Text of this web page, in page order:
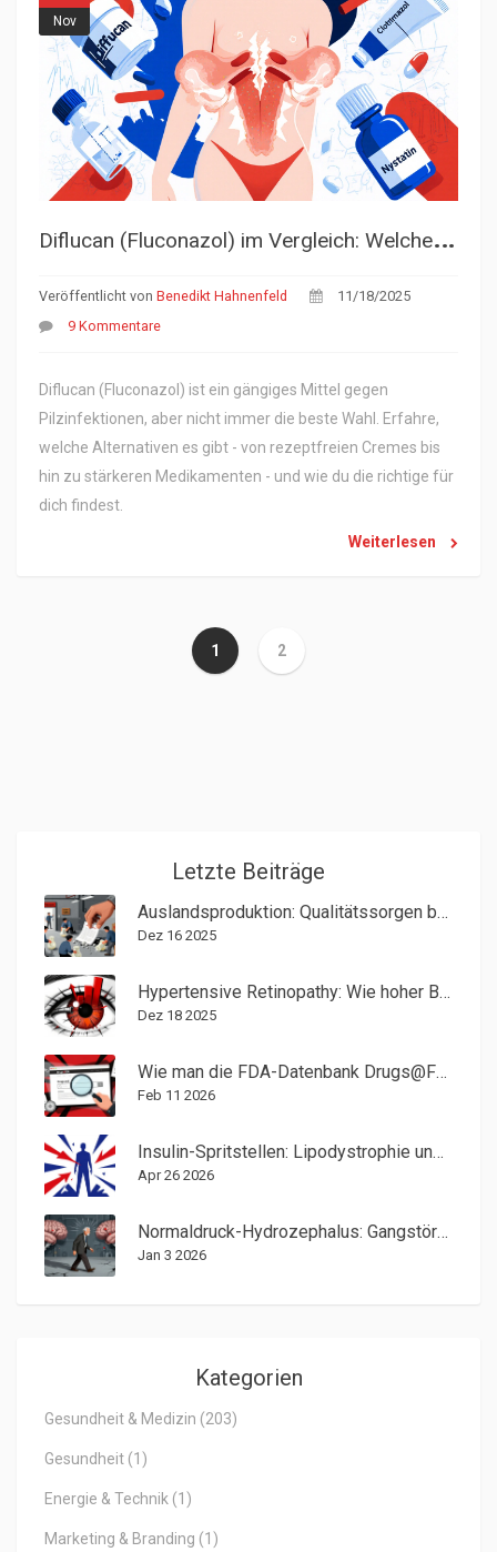
Nov
D
iflucan (Fluconazol) im Vergleich: Welche Alternativen gibt es und welche ist die beste?
Veröffentlicht von Benedikt Hahnenfeld
11/18/2025
9 Kommentare
Diflucan (Fluconazol) ist ein gängiges Mittel gegen
Pilzinfektionen, aber nicht immer die beste Wahl. Erfahre,
welche Alternativen es gibt - von rezeptfreien Cremes bis
hin zu stärkeren Medikamenten - und wie du die richtige für
dich findest.
Weiterlesen
1 2
Letzte Beiträge
Auslandsproduktion: Qualitätssorgen bei Übersee-Produktionen
Dez 16 2025
Hypertensive Retinopathy: Wie hoher Blutdruck das Auge schädigt
Dez 18 2025
Wie man die FDA-Datenbank Drugs@FDA nutzt, um offizielle Medikamenteninformationen zu finden
Feb 11 2026
Insulin-Spritstellen: Lipodystrophie und Hämatome richtig erkennen und vermeiden
Apr 26 2026
Normaldruck-Hydrozephalus: Gangstörungen, kognitive Beeinträchtigungen und Shunts
Jan 3 2026
Kategorien
Gesundheit & Medizin (203)
Gesundheit (1)
Energie & Technik (1)
Marketing & Branding (1)